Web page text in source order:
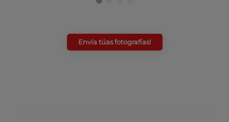
Envía túas fotografías!